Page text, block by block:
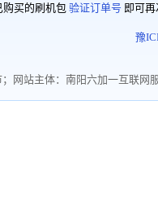
买的刷机包 验证订单号 即可
豫
网站主体：南阳六加一互联